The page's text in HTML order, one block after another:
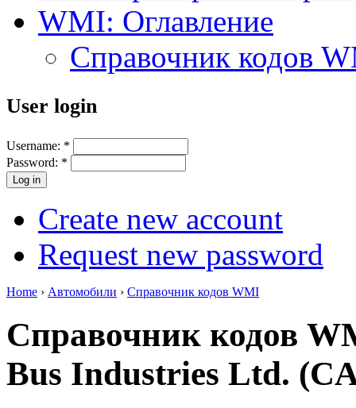
WMI: Оглавление
Справочник кодов
User login
Username: *
Password: *
Create new account
Request new password
Home › Автомобили › Справочник кодов WMI
Справочник кодов
Bus Industries Ltd.